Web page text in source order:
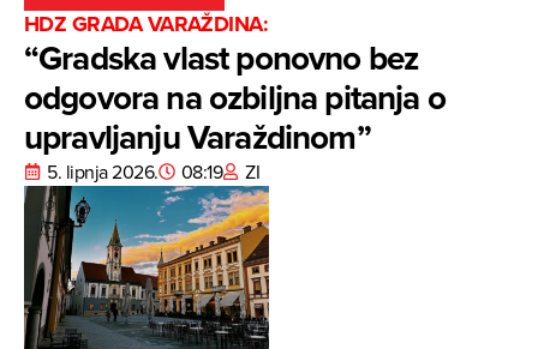
HDZ GRADA VARAŽDINA:
“Gradska vlast ponovno bez
odgovora na ozbiljna pitanja o
upravljanju Varaždinom”
5. lipnja 2026. 08:19 ZI